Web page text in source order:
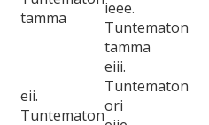
tamma
ieee.
Tuntematon
tamma
eii.
Tuntematon
eiii.
Tuntematon
ori